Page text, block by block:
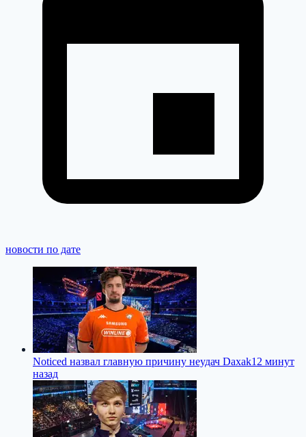
новости по дате
Noticed назвал главную причину неудач Daxak12 минут
назад